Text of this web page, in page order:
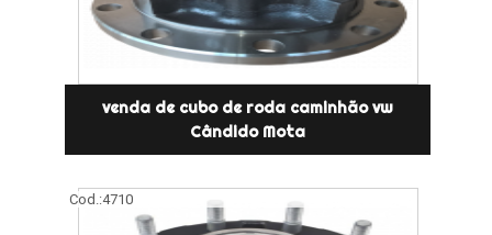
venda de cubo de roda caminhão vw
Cândido Mota
Cod.:4710